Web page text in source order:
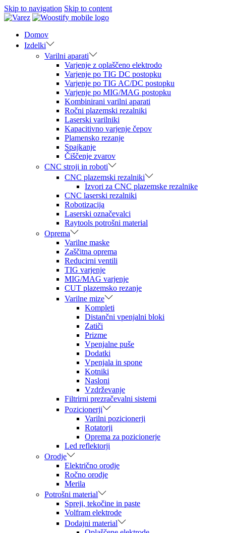
Skip to navigation Skip to content
Domov
Izdelki
Varilni aparati
Varjenje z oplaščeno elektrodo
Varjenje po TIG DC postopku
Varjenje po TIG AC/DC postopku
Varjenje po MIG/MAG postopku
Kombinirani varilni aparati
Ročni plazemski rezalniki
Laserski varilniki
Kapacitivno varjenje čepov
Plamensko rezanje
Spajkanje
Čiščenje zvarov
CNC stroji in roboti
CNC plazemski rezalniki
Izvori za CNC plazemske rezalnike
CNC laserski rezalniki
Robotizacija
Laserski označevalci
Raytools potrošni material
Oprema
Varilne maske
Zaščitna oprema
Reducirni ventili
TIG varjenje
MIG/MAG varjenje
CUT plazemsko rezanje
Varilne mize
Kompleti
Distančni vpenjalni bloki
Zatiči
Prizme
Vpenjalne puše
Dodatki
Vpenjala in spone
Kotniki
Nasloni
Vzdrževanje
Filtrirni prezračevalni sistemi
Pozicionerji
Varilni pozicionerji
Rotatorji
Oprema za pozicionerje
Led reflektorji
Orodje
Električno orodje
Ročno orodje
Merila
Potrošni material
Spreji, tekočine in paste
Volfram elektrode
Dodajni material